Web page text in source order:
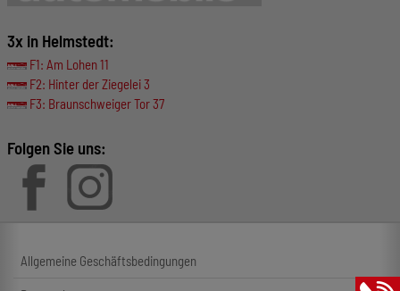
3x in Helmstedt:
F1: Am Lohen 11
F2: Hinter der Ziegelei 3
F3: Braunschweiger Tor 37
Folgen Sie uns:
Allgemeine Geschäftsbedingungen